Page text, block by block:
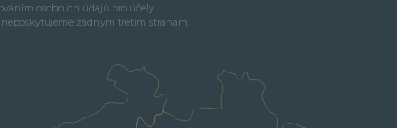
osobních údajů pro účely
žádným třetím stranám.